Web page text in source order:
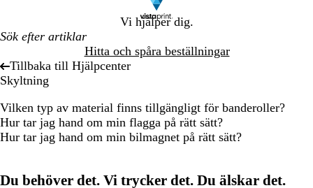
Vi hjälper dig.
Hitta och spåra beställningar
Tillbaka till Hjälpcenter
Skyltning
Vilken typ av material finns tillgängligt för banderoller?
Hur tar jag hand om min flagga på rätt sätt?
Hur tar jag hand om min bilmagnet på rätt sätt?
Du behöver det. Vi trycker det. Du älskar det.